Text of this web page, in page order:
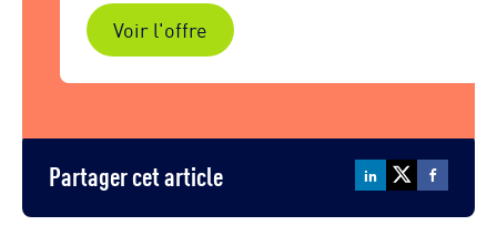
Voir l'offre
Partager cet article